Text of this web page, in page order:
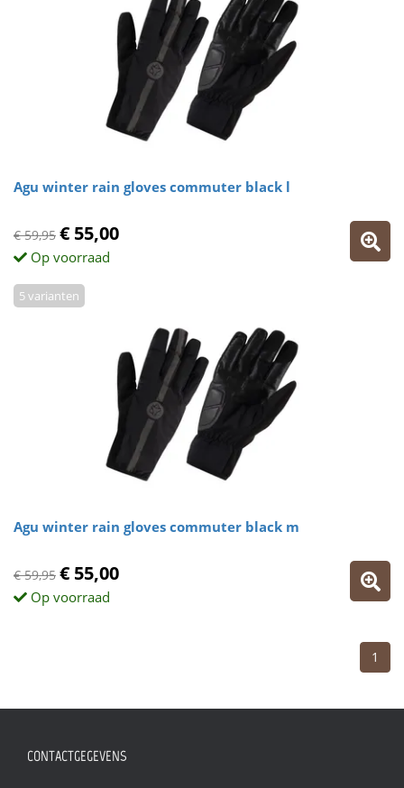
Agu winter rain gloves commuter black l
€ 59,95 € 55,00
Op voorraad
Agu winter rain gloves commuter black m
5 varianten
€ 59,95 € 55,00
Op voorraad
1
CONTACTGEGEVENS